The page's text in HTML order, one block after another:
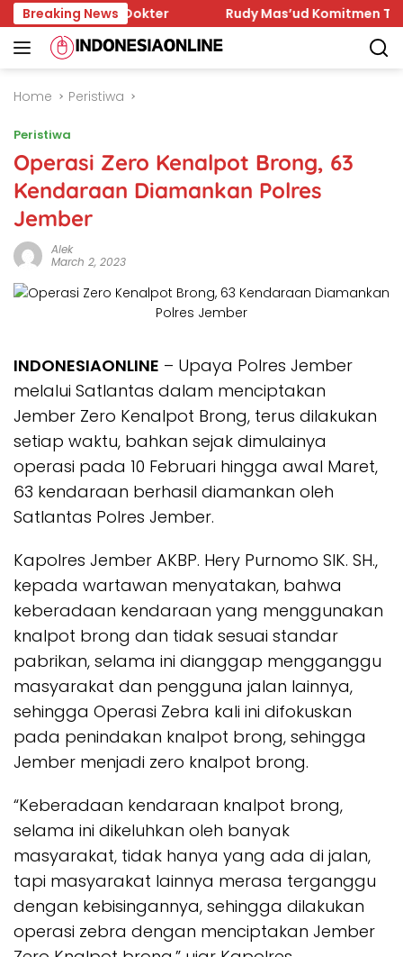
Skip
to
content
Breaking News
Sejumlah Dokter Rudy Mas’ud Komitmen
Home Peristiwa
Peristiwa
Operasi Zero Kenalpot Brong, 63
Kendaraan Diamankan Polres
Jember
Alek
March 2, 2023
INDONESIAONLINE – Upaya Polres Jember
melalui Satlantas dalam menciptakan
Jember Zero Kenalpot Brong, terus dilakukan
setiap waktu, bahkan sejak dimulainya
operasi pada 10 Februari hingga awal Maret,
63 kendaraan berhasil diamankan oleh
Satlantas Polres Jember.
Kapolres Jember AKBP. Hery Purnomo SIK. SH.,
kepada wartawan menyatakan, bahwa
keberadaan kendaraan yang menggunakan
knalpot brong dan tidak sesuai standar
pabrikan, selama ini dianggap mengganggu
masyarakat dan pengguna jalan lainnya,
sehingga Operasi Zebra kali ini difokuskan
pada penindakan knalpot brong, sehingga
Jember menjadi zero knalpot brong.
“Keberadaan kendaraan knalpot brong,
selama ini dikeluhkan oleh banyak
masyarakat, tidak hanya yang ada di jalan,
tapi masyarakat lainnya merasa terganggu
dengan kebisingannya, sehingga dilakukan
operasi zebra dengan menciptakan Jember